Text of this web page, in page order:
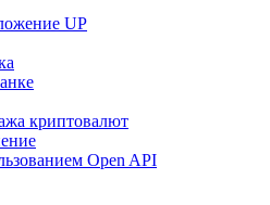
UP
криптовалют
Open API